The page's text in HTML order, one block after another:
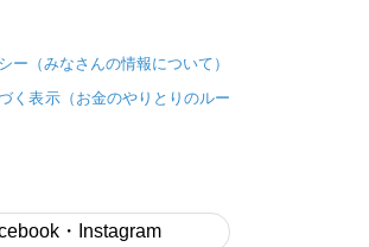
ー（みなさんの情報について）
く表示（お金のやりとりのルー
・Instagram